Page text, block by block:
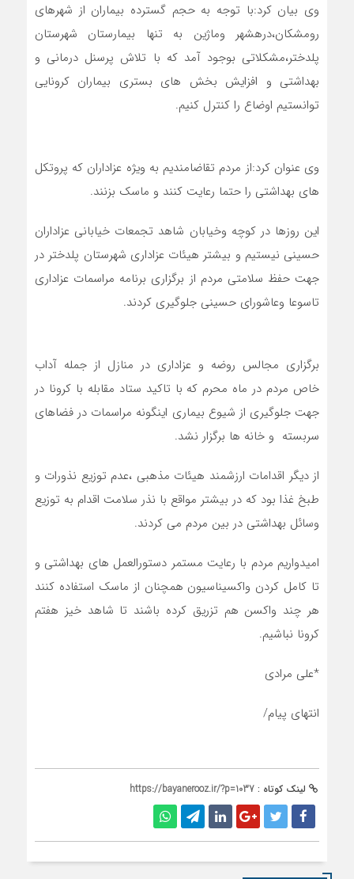
وی بیان کرد:با توجه به حجم گسترده بیماران از شهرهای
رومشکان،درهشهر وماژین به تنها بیمارستان شهرستان
پلدختر،مشکلاتی بوجود آمد که با تلاش پرسنل درمانی و
بهداشتی و افزایش بخش های بستری بیماران کرونایی
توانستیم اوضاع را کنترل کنیم.
وی عنوان کرد:از مردم تقاضامندیم به ویژه عزاداران که پروتکل
های بهداشتی را حتما رعایت کنند و ماسک بزنند.
این روزها در کوچه وخیابان شاهد تجمعات خیابانی عزاداران
حسینی نیستیم و بیشتر هیئات عزاداری شهرستان پلدختر در
جهت حفظ سلامتی مردم از برگزاری برنامه مراسمات عزاداری
تاسوعا وعاشورای حسینی جلوگیری کردند.
برگزاری مجالس روضه و عزاداری در منازل از جمله آداب
خاص مردم در ماه محرم که با تاکید ستاد مقابله با کرونا در
جهت جلوگیری از شیوع بیماری اینگونه مراسمات در فضاهای
سربسته و خانه ها برگزار نشد.
از دیگر اقدامات ارزشمند هیئات مذهبی ،عدم توزیع نذورات و
طبخ غذا بود که در بیشتر مواقع با نذر سلامت اقدام به توزیع
وسائل بهداشتی در بین مردم می کردند.
امیدواریم مردم با رعایت مستمر دستورالعمل های بهداشتی و
تا کامل کردن واکسیناسیون همچنان از ماسک استفاده کنند
هر چند واکسن هم تزریق کرده باشند تا شاهد خیز هفتم
کرونا نباشیم.
*علی مرادی
انتهای پیام/
لینک کوتاه : https://bayanerooz.ir/?p=1037